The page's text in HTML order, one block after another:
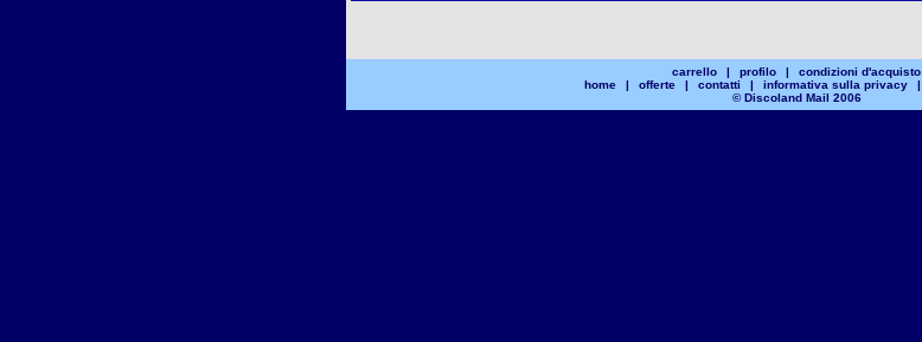
carrello | profilo |
condizioni d'acquisto
home
| offerte | contatti | informativa sulla privacy |
© Discoland Mail 2006